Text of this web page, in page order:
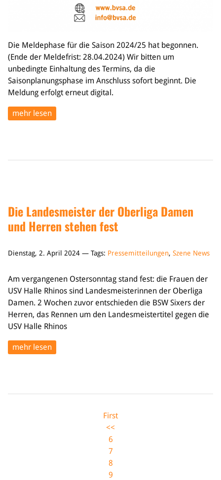
Die Meldephase für die Saison 2024/25 hat begonnen.
(Ende der Meldefrist: 28.04.2024) Wir bitten um
unbedingte Einhaltung des Termins, da die
Saisonplanungsphase im Anschluss sofort beginnt. Die
Meldung erfolgt erneut digital.
mehr lesen
Die Landesmeister der Oberliga Damen
und Herren stehen fest
Dienstag, 2. April 2024 — Tags: Pressemitteilungen, Szene News
Am vergangenen Ostersonntag stand fest: die Frauen der
USV Halle Rhinos sind Landesmeisterinnen der Oberliga
Damen. 2 Wochen zuvor entschieden die BSW Sixers der
Herren, das Rennen um den Landesmeistertitel gegen die
USV Halle Rhinos
mehr lesen
First
<<
6
7
8
9